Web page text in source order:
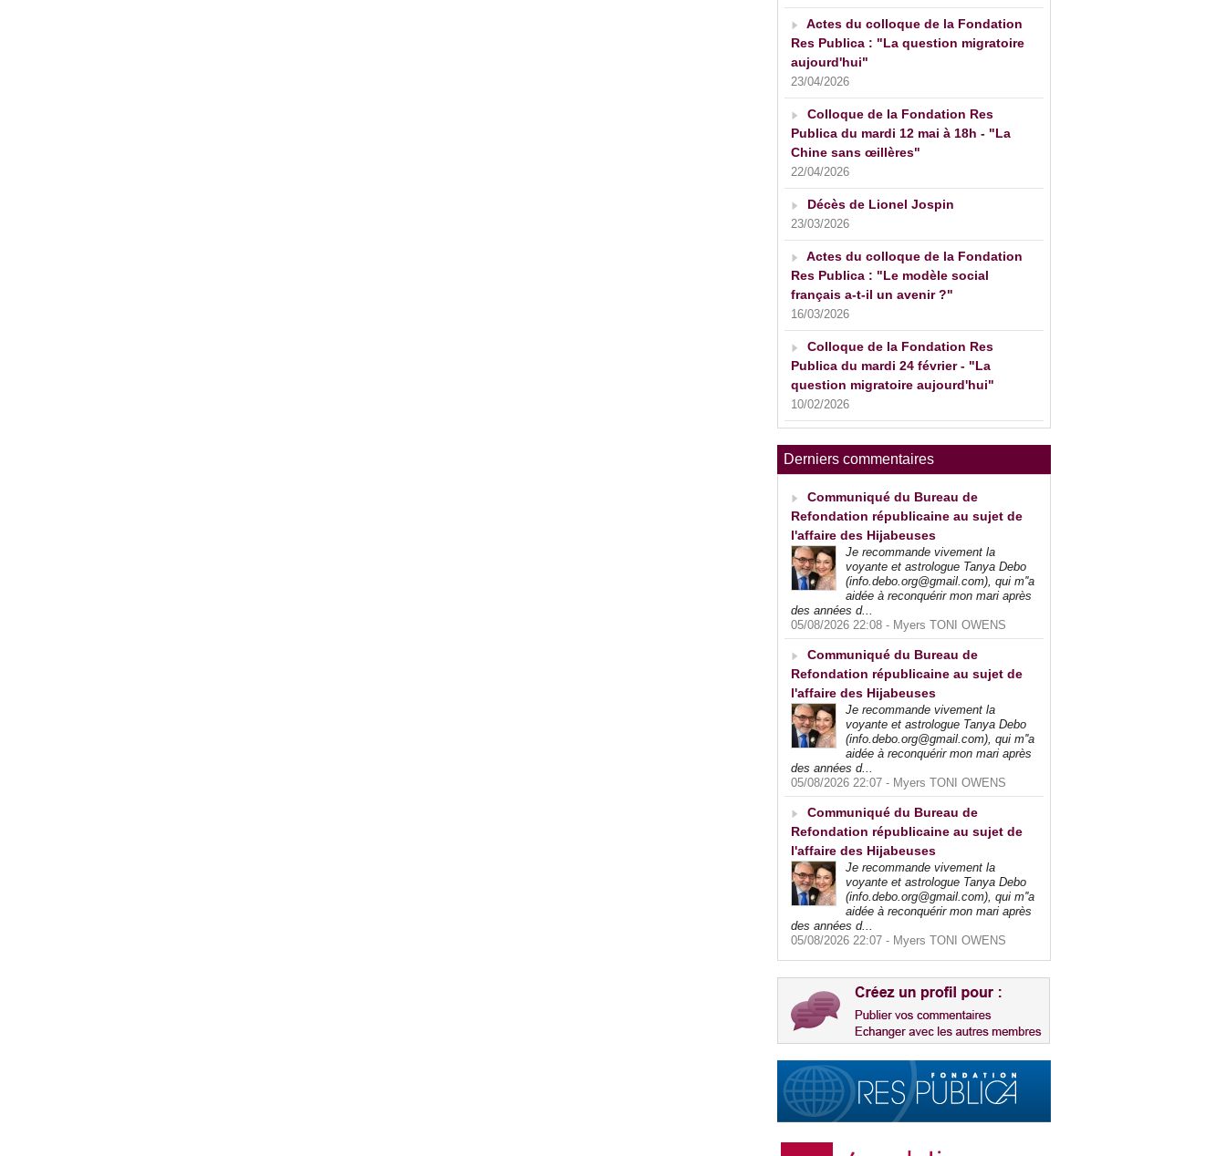
Actes du colloque de la Fondation
Res Publica : "La question migratoire
aujourd'hui"
23/04/2026
Colloque de la Fondation Res
Publica du mardi 12 mai à 18h - "La
Chine sans œillères"
22/04/2026
Décès de Lionel Jospin
23/03/2026
Actes du colloque de la Fondation
Res Publica : "Le modèle social
français a-t-il un avenir ?"
16/03/2026
Colloque de la Fondation Res
Publica du mardi 24 février - "La
question migratoire aujourd'hui"
10/02/2026
Derniers commentaires
Communiqué du Bureau de
Refondation républicaine au sujet de
l'affaire des Hijabeuses
Je recommande vivement la
voyante et astrologue Tanya Debo
(info.debo.org@gmail.com), qui m''a
aidée à reconquérir mon mari après
des années d...
05/08/2026 22:08 - Myers TONI OWENS
Communiqué du Bureau de
Refondation républicaine au sujet de
l'affaire des Hijabeuses
Je recommande vivement la
voyante et astrologue Tanya Debo
(info.debo.org@gmail.com), qui m''a
aidée à reconquérir mon mari après
des années d...
05/08/2026 22:07 - Myers TONI OWENS
Communiqué du Bureau de
Refondation républicaine au sujet de
l'affaire des Hijabeuses
Je recommande vivement la
voyante et astrologue Tanya Debo
(info.debo.org@gmail.com), qui m''a
aidée à reconquérir mon mari après
des années d...
05/08/2026 22:07 - Myers TONI OWENS